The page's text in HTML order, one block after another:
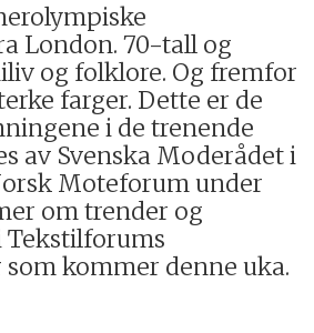
London. 70-tall og
og folklore. Og fremfor
farger. Dette er de
i de trenende
av Svenska Moderådet i
Moteforum under
om trender og
Tekstilforums
kommer denne uka.